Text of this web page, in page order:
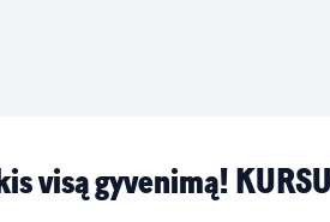
visą gyvenimą!